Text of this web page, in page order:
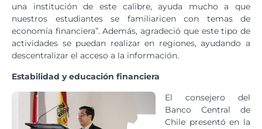
una institución de este calibre, ayuda mucho a que
nuestros estudiantes se familiaricen con temas de
economía financiera”. Además, agradeció que este tipo de
actividades se puedan realizar en regiones, ayudando a
descentralizar el acceso a la información.
Estabilidad y educación financiera
El consejero del
Banco Central de
Chile presentó en la